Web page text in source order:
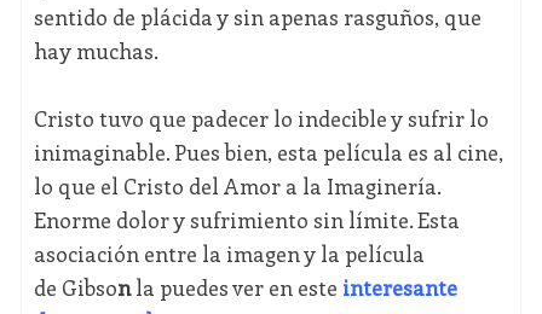
sentido de plácida y sin apenas rasguños, que
hay muchas.
Cristo tuvo que padecer lo indecible y sufrir lo
inimaginable. Pues bien, esta película es al cine,
lo que el Cristo del Amor a la Imaginería.
Enorme dolor y sufrimiento sin límite. Esta
asociación entre la imagen y la película
de Gibsonla puedes ver en este interesante